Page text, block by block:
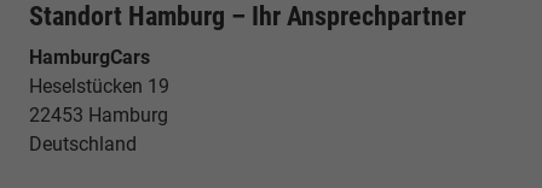
Standort Hamburg – Ihr Ansprechpartner
HamburgCars
Heselstücken 19
22453 Hamburg
Deutschland